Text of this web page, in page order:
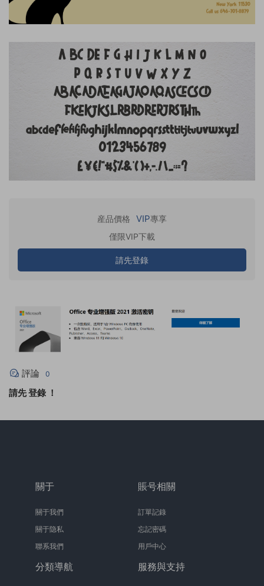
産品價格 VIP專享
僅限VIP下載
請先登錄
評論 0
請先登錄 ！
關于
關于我們
關于隐私
聯系我們
賬号相關
訂單記錄
忘記密碼
用戶中心
分類導航 服務與支持